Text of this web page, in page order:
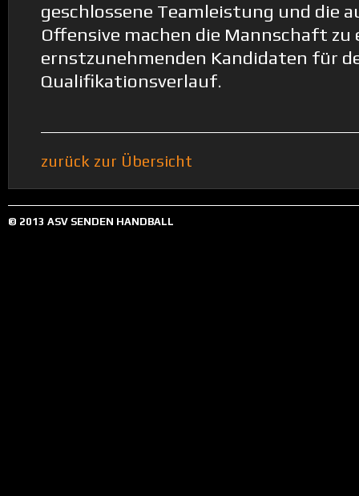
geschlossene Teamleistung und die
Offensive machen die Mannschaft zu
ernstzunehmenden Kandidaten für
Qualifikationsverlauf.
zurück zur Übersicht
© 2013 ASV SENDEN HANDBALL